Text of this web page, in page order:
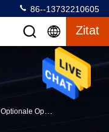
86--13732210605
Zitat
Optionale Operture-Laborkolorimeter-Farbzahl, Die Für Papier Zusammenpaßt